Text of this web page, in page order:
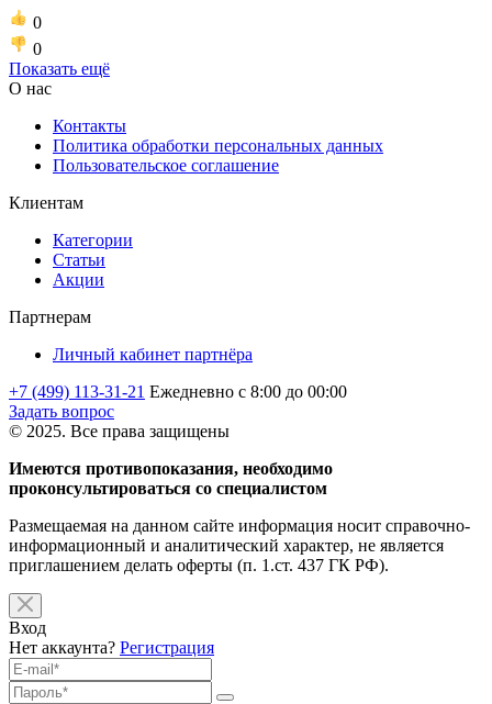
0
0
Показать ещё
О нас
Контакты
Политика обработки персональных данных
Пользовательское соглашение
Клиентам
Категории
Статьи
Акции
Партнерам
Личный кабинет партнёра
+7 (499) 113-31-21 Ежедневно с 8:00 до 00:00
Задать вопрос
© 2025. Все права защищены
Имеются противопоказания, необходимо
проконсультироваться со специалистом
Размещаемая на данном сайте информация носит справочно-
информационный и аналитический характер, не является
приглашением делать оферты (п. 1.ст. 437 ГК РФ).
Вход
Нет аккаунта? Регистрация